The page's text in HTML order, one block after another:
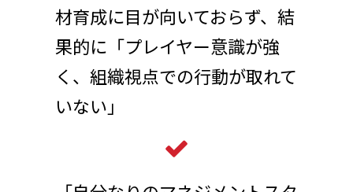
材育成に目が向いておらず、結
果的に「プレイヤー意識が強
く、組織視点での行動が取れて
いない」